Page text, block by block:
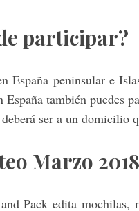
participar?
España peninsular e
también puedes
ser a un domicilio
Marzo 2018
Pack edita